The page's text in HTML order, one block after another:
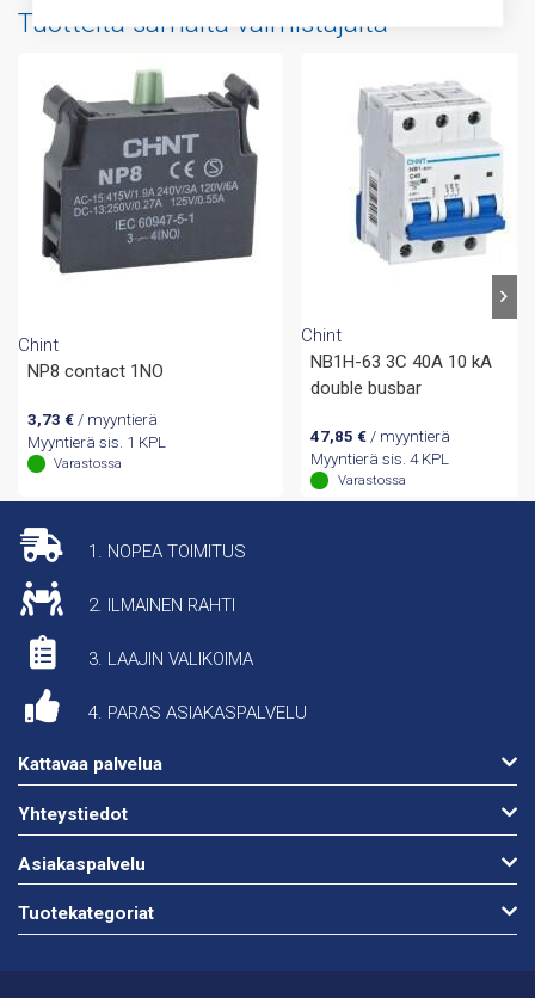
Tuotteita samalta valmistajalta
Chint
NP8 contact 1NO
3,73 €/ myyntierä
Myyntierä sis. 1 KPL
Varastossa
Chint
NB1H-63 3C 40A 10 kA
double busbar
47,85 € / myyntierä
Myyntierä sis. 4 KPL
Varastossa
1. NOPEA TOIMITUS
2. ILMAINEN RAHTI
3. LAAJIN VALIKOIMA
4. PARAS ASIAKASPALVELU
Kattavaa palvelua
Yhteystiedot
Asiakaspalvelu
Tuotekategoriat